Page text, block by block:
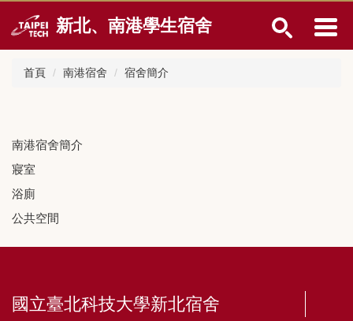
到
新北、南港學生宿舍
首頁 南港宿舍 宿舍簡介
南港宿舍簡介
寢室
浴廁
公共空間
國立臺北科技大學新北宿舍